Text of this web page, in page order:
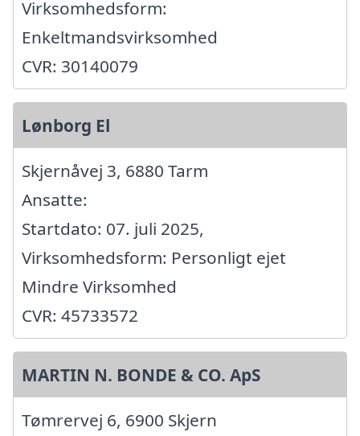
Virksomhedsform:
Enkeltmandsvirksomhed
CVR: 30140079
Lønborg El
Skjernåvej 3, 6880 Tarm
Ansatte:
Startdato: 07. juli 2025,
Virksomhedsform: Personligt ejet
Mindre Virksomhed
CVR: 45733572
MARTIN N. BONDE & CO. ApS
Tømrervej 6, 6900 Skjern